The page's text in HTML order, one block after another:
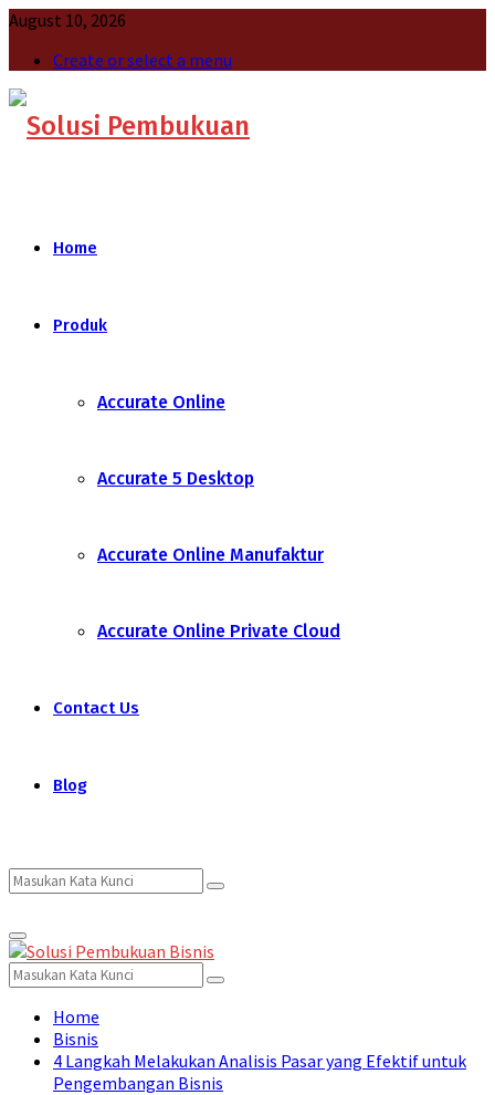
August 10, 2026
Create or select a menu
Home
Produk
Accurate Online
Accurate 5 Desktop
Accurate Online Manufaktur
Accurate Online Private Cloud
Contact Us
Blog
Search
for:
Search
Primary
Menu
Search
for:
Search
Home
Bisnis
4 Langkah Melakukan Analisis Pasar yang Efektif untuk
Pengembangan Bisnis